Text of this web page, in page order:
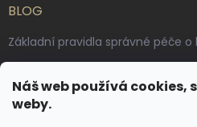
Náš web používá
weby.
BLOG
Základní pravidla správné péče
Výroba českých kožených
řemesla